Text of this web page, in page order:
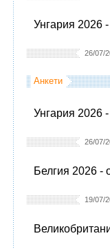
Унгария 2026
26/07/
Анкети
Унгария 2026
26/07/
Белгия 2026 -
19/07/